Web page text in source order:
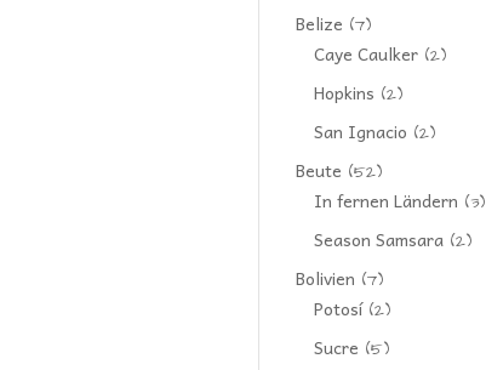
Belize (7)
Caye Caulker (2)
Hopkins (2)
San Ignacio (2)
Beute (52)
In fernen Ländern (3)
Season Samsara (2)
Bolivien (7)
Potosí(2)
Sucre (5)